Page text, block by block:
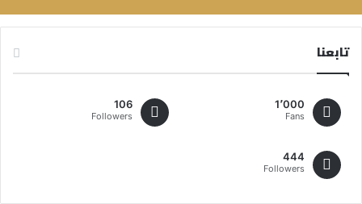
تابعنا
1٬000
Fans
106
Followers
444
Followers